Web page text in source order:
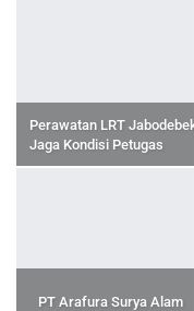
Perawatan LRT
Jaga Kondisi Petugas
PT Arafura Surya Alam